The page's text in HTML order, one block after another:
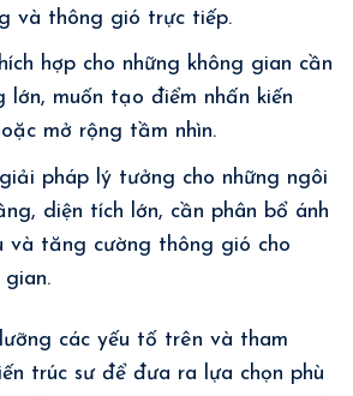
và thông gió trực tiếp.
hợp cho những không gian cần
lớn, muốn tạo điểm nhấn kiến
mở rộng tầm nhìn.
pháp lý tưởng cho những ngôi
diện tích lớn, cần phân bổ ánh
và tăng cường thông gió cho
các yếu tố trên và tham
trúc sư để đưa ra lựa chọn phù